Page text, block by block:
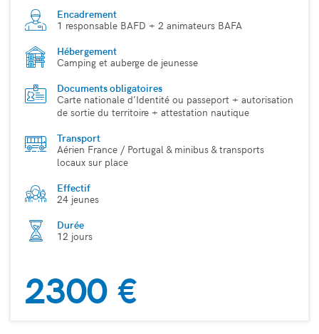
Encadrement
1 responsable BAFD + 2 animateurs BAFA
Hébergement
Camping et auberge de jeunesse
Documents obligatoires
Carte nationale d’Identité ou passeport + autorisation
de sortie du territoire + attestation nautique
Transport
Aérien France / Portugal & minibus & transports
locaux sur place
Effectif
24 jeunes
Durée
12 jours
2300 €